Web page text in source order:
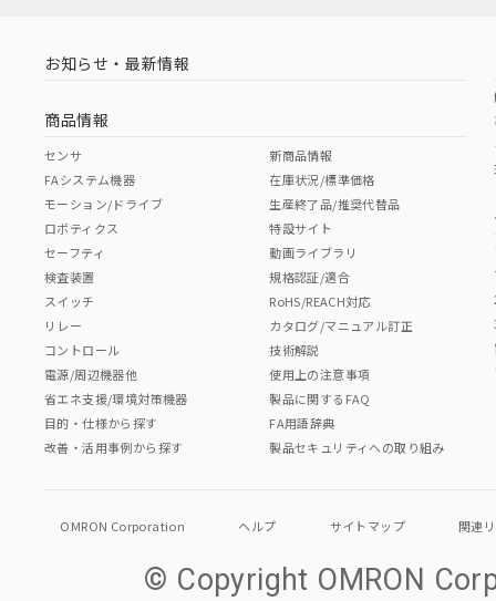
お知らせ・最新情報
商品情報
センサ
FAシステム機器
モーション/ドライブ
ロボティクス
セーフティ
検査装置
スイッチ
リレー
コントロール
電源/周辺機器他
省エネ支援/環境対策機器
目的・仕様から探す
改善・活用事例から探す
新商品情報
在庫状況/標準価格
生産終了品/推奨代替品
特設サイト
動画ライブラリ
規格認証/適合
RoHS/REACH対応
カタログ/マニュアル訂正
技術解説
使用上の注意事項
製品に関するFAQ
FA用語辞典
製品セキュリティへの取り組み
OMRON Corporation ヘルプ サイトマップ 関連
© Copyright OMRON